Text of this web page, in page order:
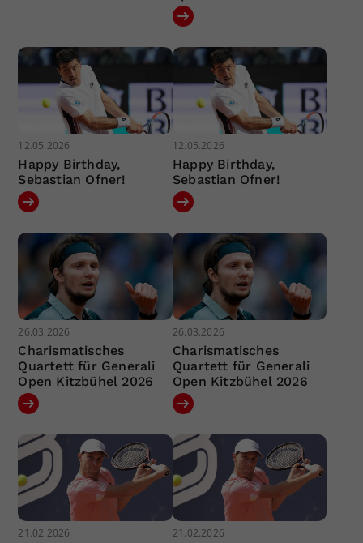
12.05.2026
Happy Birthday,
Sebastian Ofner!
12.05.2026
Happy Birthday,
Sebastian Ofner!
26.03.2026
Charismatisches
Quartett für Generali
Open Kitzbühel 2026
26.03.2026
Charismatisches
Quartett für Generali
Open Kitzbühel 2026
21.02.2026 21.02.2026